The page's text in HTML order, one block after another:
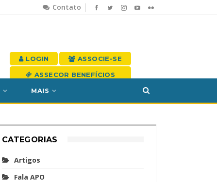
Contato
LOGIN ASSOCIE-SE
ASSECOR BENEFÍCIOS
MAIS
CATEGORIAS
Artigos
Fala APO